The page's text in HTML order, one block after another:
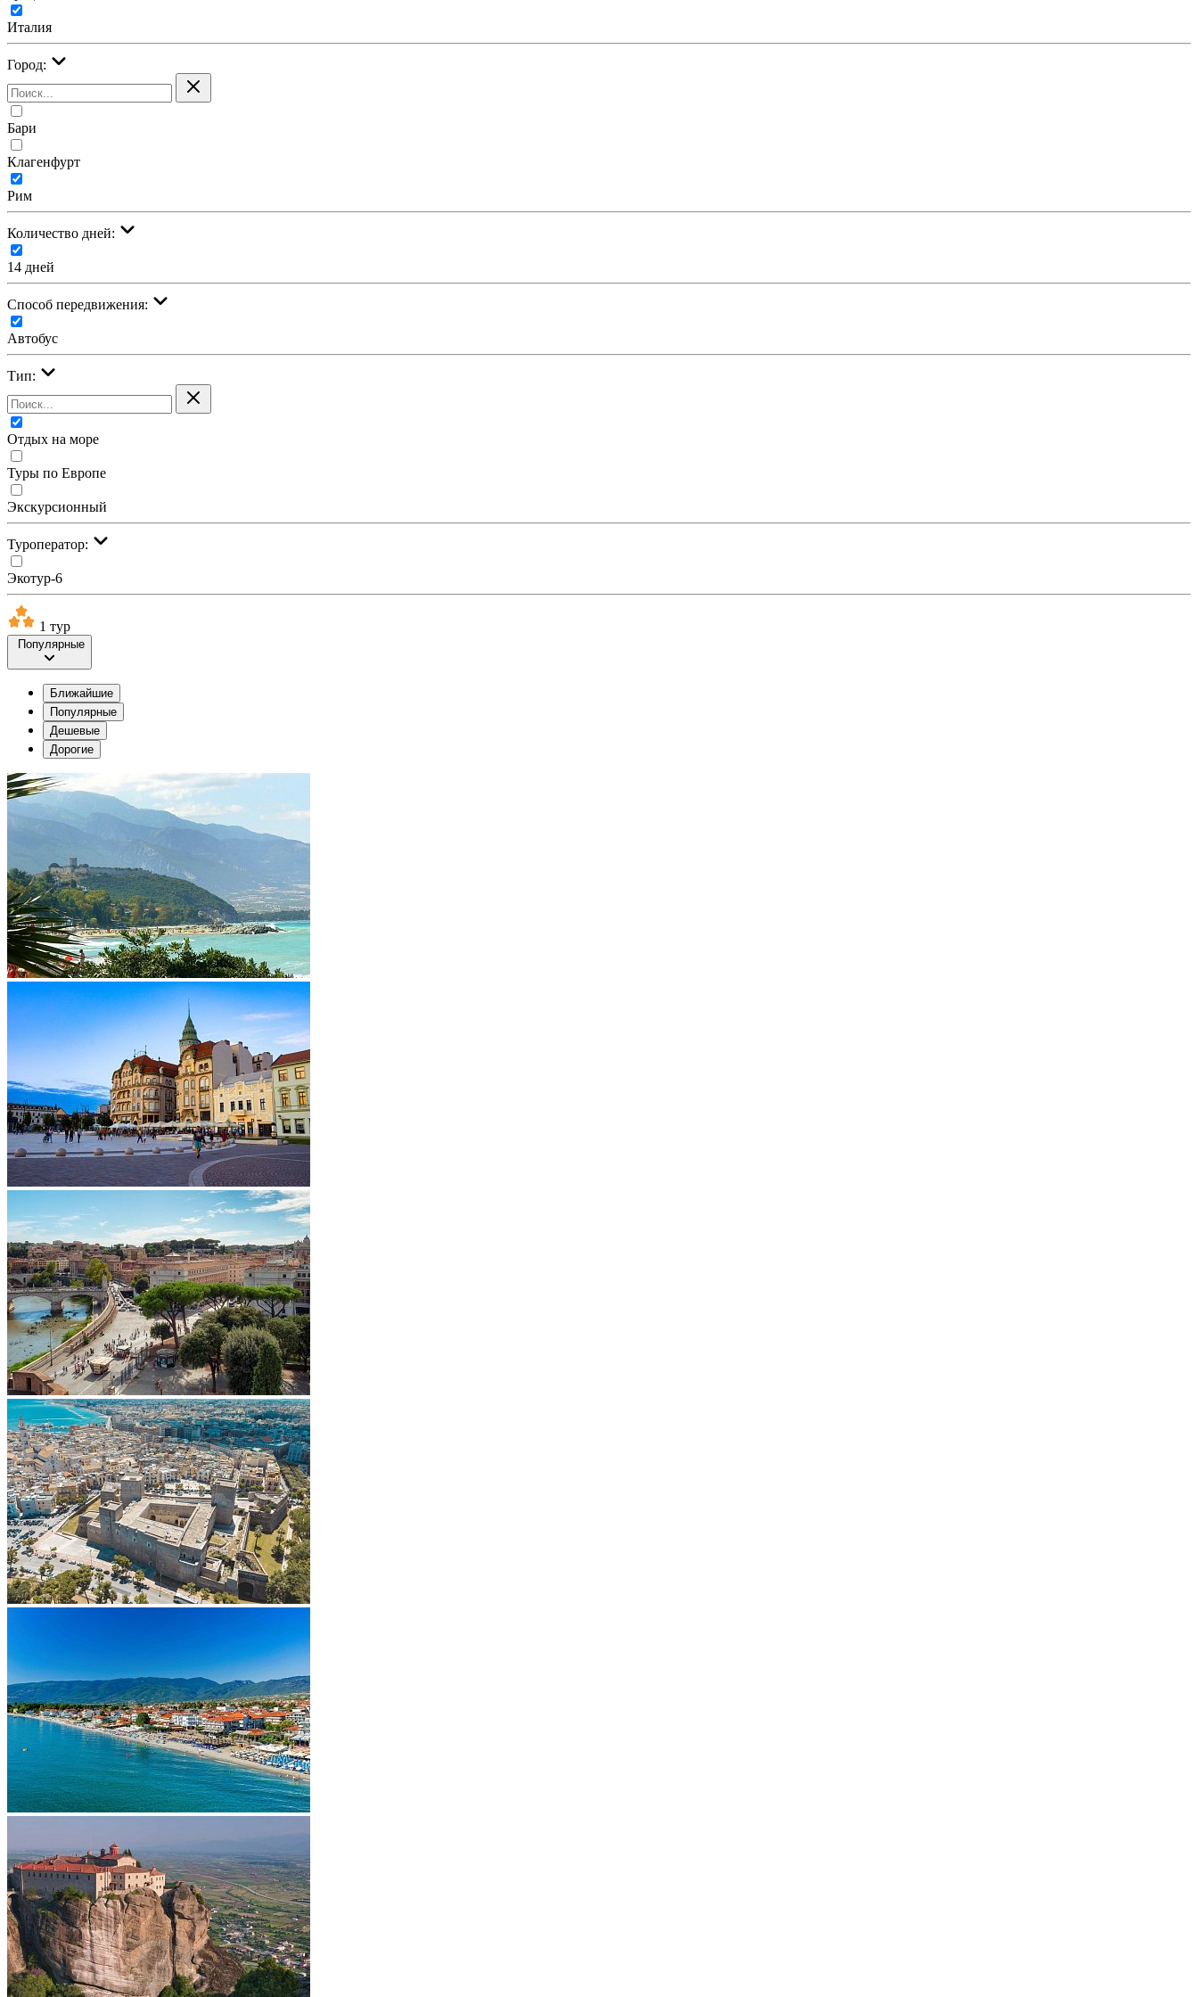
Италия
Город:
Бари
Клагенфурт
Рим
Количество дней:
14 дней
Cпособ передвижения:
Автобус
Тип:
Отдых на море
Туры по Европе
Экскурсионный
Туроператор:
Экотур-6
1 тур
Популярные
Ближайшие
Популярные
Дешевые
Дорогие